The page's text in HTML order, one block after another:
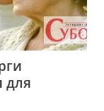
для